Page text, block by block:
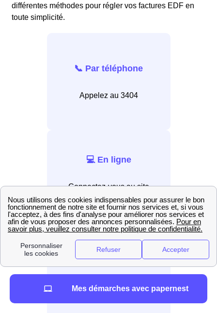
différentes méthodes pour régler vos factures EDF en
toute simplicité.
📞 Par téléphone
Appelez au 3404
💻 En ligne
Connectez-vous au site
internet EDF.
📲 Par application
Installez l’application EDF &
Mes démarches avec papernest